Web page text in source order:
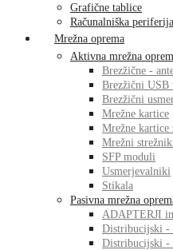
Grafične tablice
Računalniška periferija
Mrežna oprema
Aktivna mrežna
Brezžične -
Brezžični USB
Brezžični
Mrežne kartice
Mrežne kartice
Mrežni
SFP moduli
Usmerjevalniki
Stikala
Pasivna mrežna
ADAPTERJI
Distribucijski -
Distribucijski -